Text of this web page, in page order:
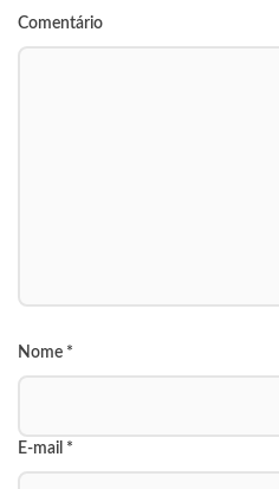
Comentário
Nome *
E-mail *